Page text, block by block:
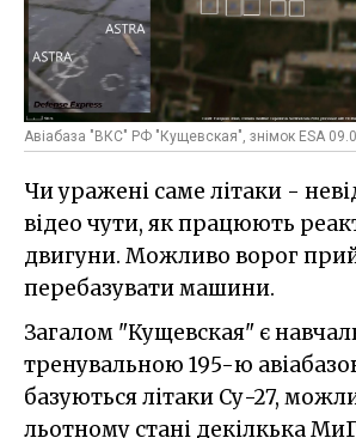
Авіабаза "ВКС" РФ "Кущевская", знімок ESA
Чи уражені саме літаки -
відео чути, як працюють
двигуни. Можливо ворог
перебазувати машини.
Загалом "Кущевская" є
тренувальною 195-ю
базуються літаки Су-27,
льотному стані декілкька